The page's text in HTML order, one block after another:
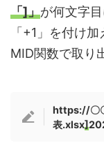
「]」が何文字
「+1」を付け
MID関数で取り
https://〇
表.xlsx]